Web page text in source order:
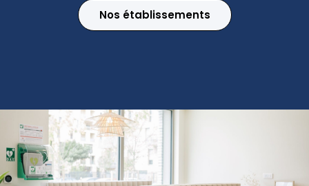
Nos établissements